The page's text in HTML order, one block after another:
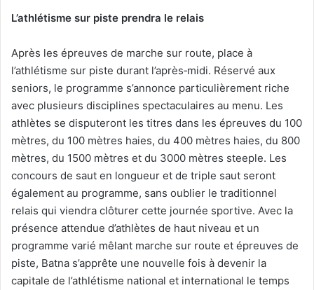
L’athlétisme sur piste prendra le relais
Après les épreuves de marche sur route, place à
l’athlétisme sur piste durant l’après‑midi. Réservé aux
seniors, le programme s’annonce particulièrement riche
avec plusieurs disciplines spectaculaires au menu. Les
athlètes se disputeront les titres dans les épreuves du 100
mètres, du 100 mètres haies, du 400 mètres haies, du 800
mètres, du 1500 mètres et du 3000 mètres steeple. Les
concours de saut en longueur et de triple saut seront
également au programme, sans oublier le traditionnel
relais qui viendra clôturer cette journée sportive. Avec la
présence attendue d’athlètes de haut niveau et un
programme varié mêlant marche sur route et épreuves de
piste, Batna s’apprête une nouvelle fois à devenir la
capitale de l’athlétisme national et international le temps